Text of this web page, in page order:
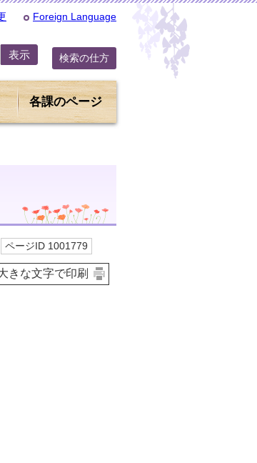
Foreign Language
検索の仕方
各課のページ
ページID 1001779
きな文字で印刷